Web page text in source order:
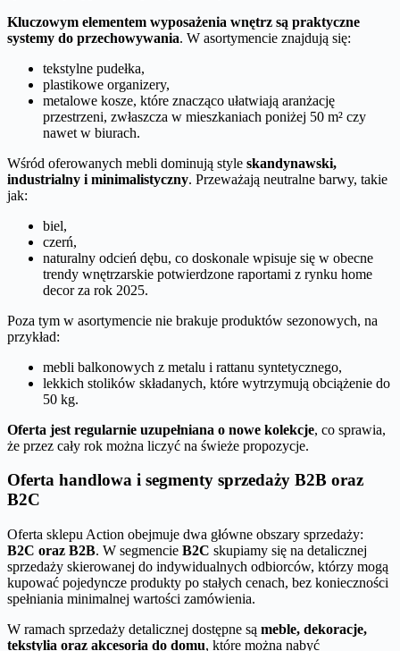
Kluczowym elementem wyposażenia wnętrz są praktyczne
systemy do przechowywania. W asortymencie znajdują się:
tekstylne pudełka,
plastikowe organizery,
metalowe kosze, które znacząco ułatwiają aranżację
przestrzeni, zwłaszcza w mieszkaniach poniżej 50 m² czy
nawet w biurach.
Wśród oferowanych mebli dominują style skandynawski,
industrialny i minimalistyczny. Przeważają neutralne barwy, takie
jak:
biel,
czerń,
naturalny odcień dębu, co doskonale wpisuje się w obecne
trendy wnętrzarskie potwierdzone raportami z rynku home
decor za rok 2025.
Poza tym w asortymencie nie brakuje produktów sezonowych, na
przykład:
mebli balkonowych z metalu i rattanu syntetycznego,
lekkich stolików składanych, które wytrzymują obciążenie do
50 kg.
Oferta jest regularnie uzupełniana o nowe kolekcje, co sprawia,
że przez cały rok można liczyć na świeże propozycje.
Oferta handlowa i segmenty sprzedaży B2B oraz
B2C
Oferta sklepu Action obejmuje dwa główne obszary sprzedaży:
B2C oraz B2B. W segmencie B2C skupiamy się na detalicznej
sprzedaży skierowanej do indywidualnych odbiorców, którzy mogą
kupować pojedyncze produkty po stałych cenach, bez konieczności
spełniania minimalnej wartości zamówienia.
W ramach sprzedaży detalicznej dostępne są meble, dekoracje,
tekstylia oraz akcesoria do domu, które można nabyć